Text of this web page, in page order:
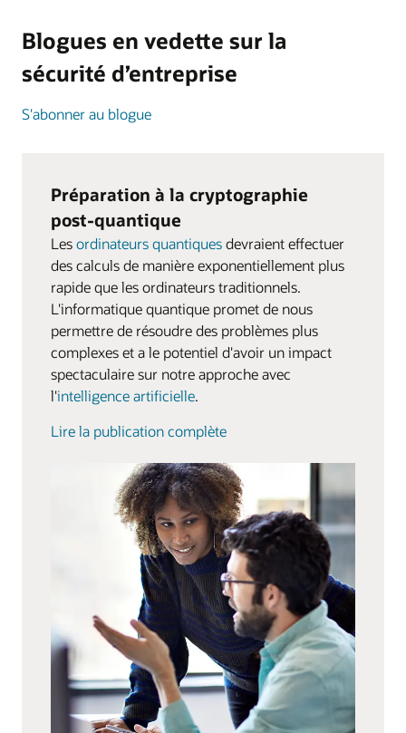
Blogues en vedette sur la
sécurité d’entreprise
S'abonner au blogue
Préparation à la cryptographie
post-quantique
Lesordinateurs quantiquesdevraient effectuer
des calculs de manière exponentiellement plus
rapide que les ordinateurs traditionnels.
L'informatique quantique promet de nous
permettre de résoudre des problèmes plus
complexes et a le potentiel d'avoir un impact
spectaculaire sur notre approche avec
l'intelligence artificielle.
Lire la publication complète